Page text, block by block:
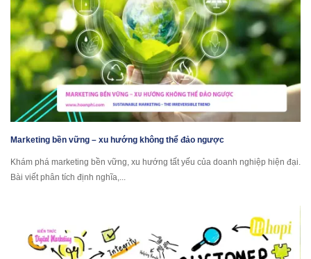
Marketing bền vững – xu hướng không thể đảo ngược
Khám phá marketing bền vững, xu hướng tất yếu của doanh nghiệp hiện đại.
Bài viết phân tích định nghĩa,...